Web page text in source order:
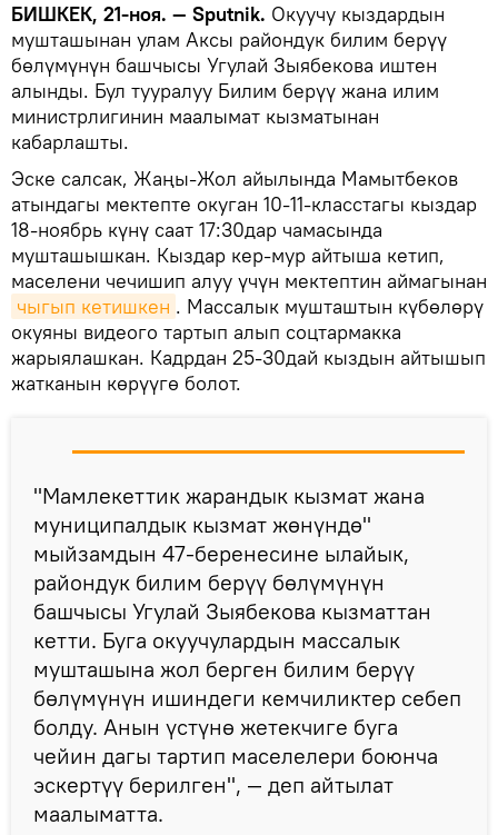
БИШКЕК, 21-ноя. — Sputnik. Окуучу кыздардын
мушташынан улам Аксы райондук билим берүү
бөлүмүнүн башчысы Угулай Зыябекова иштен
алынды. Бул тууралуу Билим берүү жана илим
министрлигинин маалымат кызматынан
кабарлашты.
Эске салсак, Жаңы-Жол айылында Мамытбеков
атындагы мектепте окуган 10-11-класстагы кыздар
18-ноябрь күнү саат 17:30дар чамасында
мушташышкан. Кыздар кер-мур айтыша кетип,
маселени чечишип алуу үчүн мектептин аймагынан
чыгып кетишкен . Массалык мушташтын күбөлөрү
окуяны видеого тартып алып соцтармакка
жарыялашкан. Кадрдан 25-30дай кыздын айтышып
жатканын көрүүгө болот.
"Мамлекеттик жарандык кызмат жана
муниципалдык кызмат жөнүндө"
мыйзамдын 47-беренесине ылайык,
райондук билим берүү бөлүмүнүн
башчысы Угулай Зыябекова кызматтан
кетти. Буга окуучулардын массалык
мушташына жол берген билим берүү
бөлүмүнүн ишиндеги кемчиликтер себеп
болду. Анын үстүнө жетекчиге буга
чейин дагы тартип маселелери боюнча
эскертүү берилген", — деп айтылат
маалыматта.